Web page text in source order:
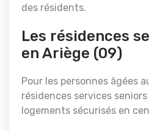
des résidents.
Les résidences
en Ariège (09)
Pour les personnes âgées
résidences services
logements sécurisés en